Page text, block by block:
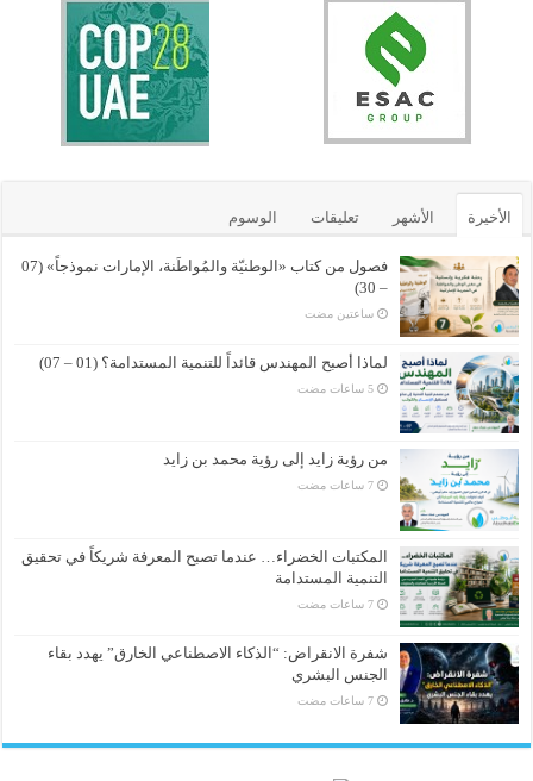
الأخيرة الأشهر تعليقات الوسوم
فصول من كتاب «الوطنيّة والمُواطَنة، الإمارات نموذجاً» (07
– 30)
‏ساعتين مضت
لماذا أصبح المهندس قائداً للتنمية المستدامة؟ (01 – 07)
من رؤية زايد إلى رؤية محمد بن زايد
المكتبات الخضراء… عندما تصبح المعرفة شريكاً في تحقيق
التنمية المستدامة
شفرة الانقراض: “الذكاء الاصطناعي الخارق” يهدد بقاء
الجنس البشري